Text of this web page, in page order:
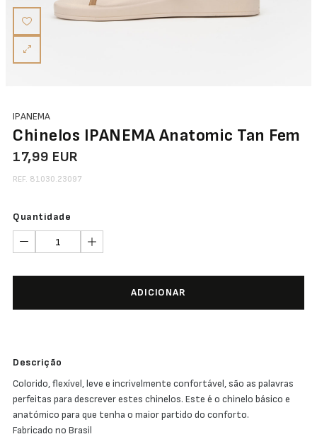
IPANEMA
Chinelos IPANEMA Anatomic Tan Fem
17,99 EUR
REF. 81030.23097
Quantidade
ADICIONAR
Descrição
Colorido, flexível, leve e incrivelmente confortável, são as palavras
perfeitas para descrever estes chinelos. Este é o chinelo básico e
anatómico para que tenha o maior partido do conforto.
Fabricado no Brasil